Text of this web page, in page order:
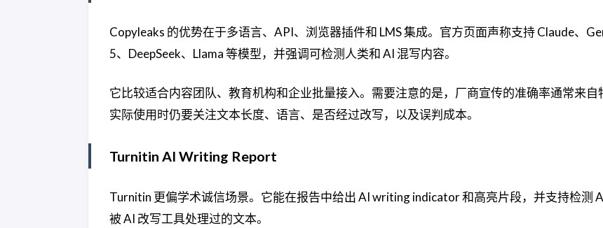
Copyleaks 的优势在于多语言、API、浏览器插件和 LMS 集成。官方页面声称支持 Claude、
5、DeepSeek、Llama 等模型，并强调可检测人类和 AI 混写内容。
它比较适合内容团队、教育机构和企业批量接入。需要注意的是，厂商宣传的准确率通常来自
实际使用时仍要关注文本长度、语言、是否经过改写，以及误判成本。
Turnitin AI Writing Report
Turnitin 更偏学术诚信场景。它能在报告中给出 AI writing indicator 和高亮片段，并支持检测
被 AI 改写工具处理过的文本。